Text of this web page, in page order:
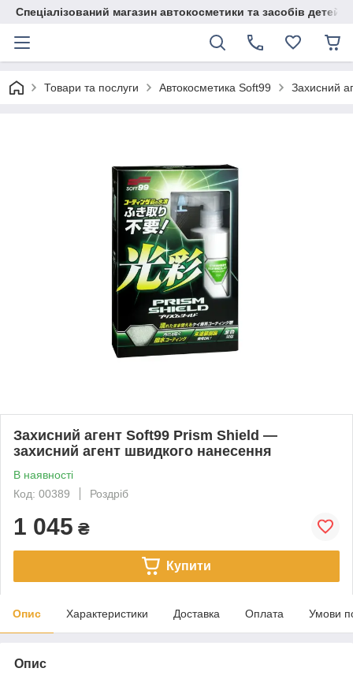
Спеціалізований магазин автокосметики та засобів
Товари та послуги Автокосметика Soft99 Захисний
Захисний агент Soft99 Prism Shield —
захисний агент швидкого нанесення
В наявності
Код: 00389
Роздріб
1 045 ₴
Купити
Опис Характеристики Доставка Оплата Умови
Опис